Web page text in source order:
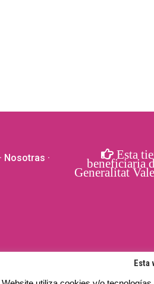
· Nosotras ·
Esta
beneficiaria
Generalitat
Esta